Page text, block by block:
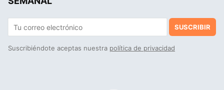
SUSCRIBIR
Suscribiéndote aceptas nuestra política de privacidad